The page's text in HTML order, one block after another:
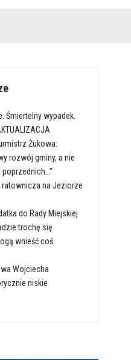
Śmiertelny wypadek.
Żukowa:
rozwój gminy, a nie
na Jeziorze
do Rady Miejskiej
trochę się
wnieść coś
Wojciecha
niskie